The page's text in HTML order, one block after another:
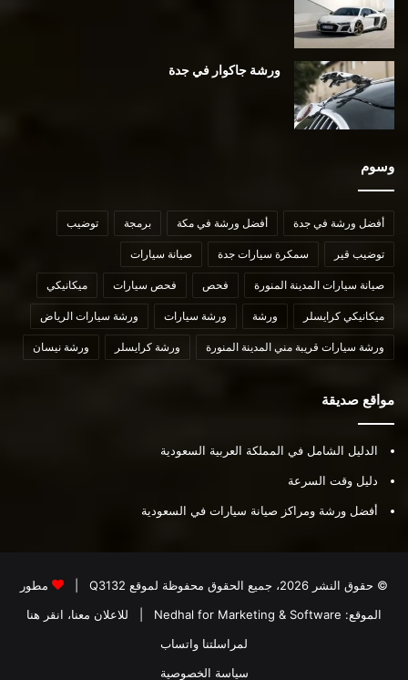
ورشة جاكوار في جدة
وسوم
أفضل ورشة في جدة أفضل ورشة في مكة برمجة توضيب
توضيب قير سمكرة سيارات جدة صيانة سيارات
صيانة سيارات المدينة المنورة فحص فحص سيارات ميكانيكي
ميكانيكي كرايسلر ورشة ورشة سيارات ورشة سيارات الرياض
ورشة سيارات قريبة مني المدينة المنورة ورشة كرايسلر ورشة نيسان
مواقع صديقة
الدليل الشامل في المملكة العربية السعودية
دليل وقت السرعة
أفضل ورشة ومراكز صيانة سيارات في السعودية
© حقوق النشر 2026، جميع الحقوق محفوظة لموقع Q3132
مطور
الموقع: Nedhal for Marketing & Software
للاعلان معنا، انقر هنا
لمراسلتنا واتساب
سياسة الخصوصية